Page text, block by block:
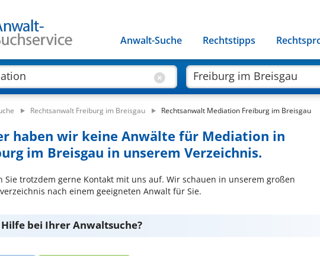
Anwalt-Suche Rechtstipps
Rechtsanwalt Freiburg im Breisgau Rechtsanwalt Mediation Freiburg im Breisgau
haben wir keine Anwälte für Mediation in
im Breisgau in unserem Verzeichnis.
Sie trotzdem gerne Kontakt mit uns auf. Wir schauen in unserem großen
nach einem geeigneten Anwalt für Sie.
Hilfe bei Ihrer Anwaltsuche?